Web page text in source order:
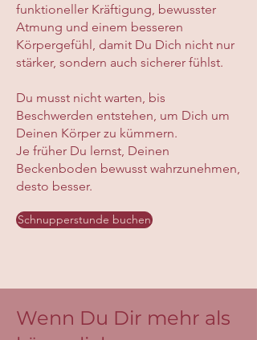
funktioneller Kräftigung, bewusster
Atmung und einem besseren
Körpergefühl, damit Du Dich nicht nur
stärker, sondern auch sicherer fühlst.
Du musst nicht warten, bis
Beschwerden entstehen, um Dich um
Deinen Körper zu kümmern.
Je früher Du lernst, Deinen
Beckenboden bewusst wahrzunehmen,
desto besser.
Schnupperstunde buchen
Wenn Du Dir mehr als